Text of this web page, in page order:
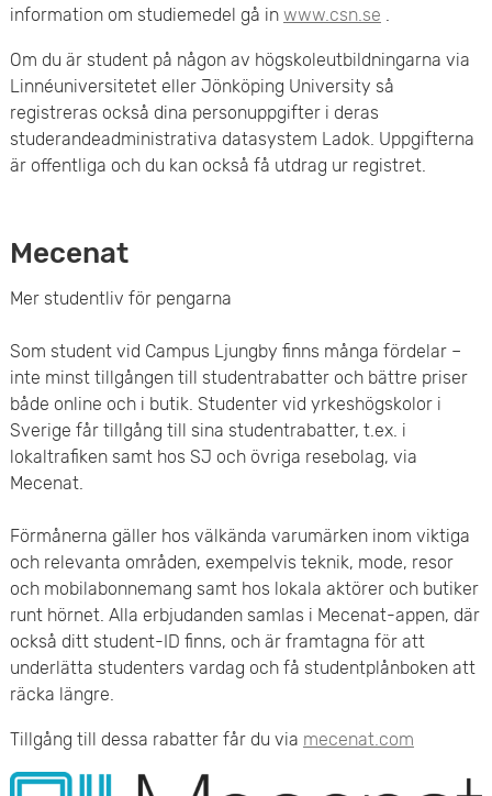
information om studiemedel gå in www.csn.se .
Om du är student på någon av högskoleutbildningarna via
Linnéuniversitetet eller Jönköping University så
registreras också dina personuppgifter i deras
studerandeadministrativa datasystem Ladok. Uppgifterna
är offentliga och du kan också få utdrag ur registret.
Mecenat
Mer studentliv för pengarna
Som student vid Campus Ljungby finns många fördelar –
inte minst tillgången till studentrabatter och bättre priser
både online och i butik. Studenter vid yrkeshögskolor i
Sverige får tillgång till sina studentrabatter, t.ex. i
lokaltrafiken samt hos SJ och övriga resebolag, via
Mecenat.
Förmånerna gäller hos välkända varumärken inom viktiga
och relevanta områden, exempelvis teknik, mode, resor
och mobilabonnemang samt hos lokala aktörer och butiker
runt hörnet. Alla erbjudanden samlas i Mecenat-appen, där
också ditt student-ID finns, och är framtagna för att
underlätta studenters vardag och få studentplånboken att
räcka längre.
Tillgång till dessa rabatter får du via mecenat.com